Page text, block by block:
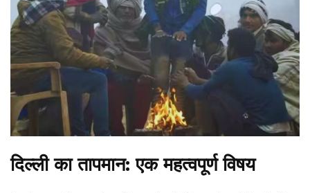
दिल्ली का तापमान: एक महत्वपूर्ण विषय